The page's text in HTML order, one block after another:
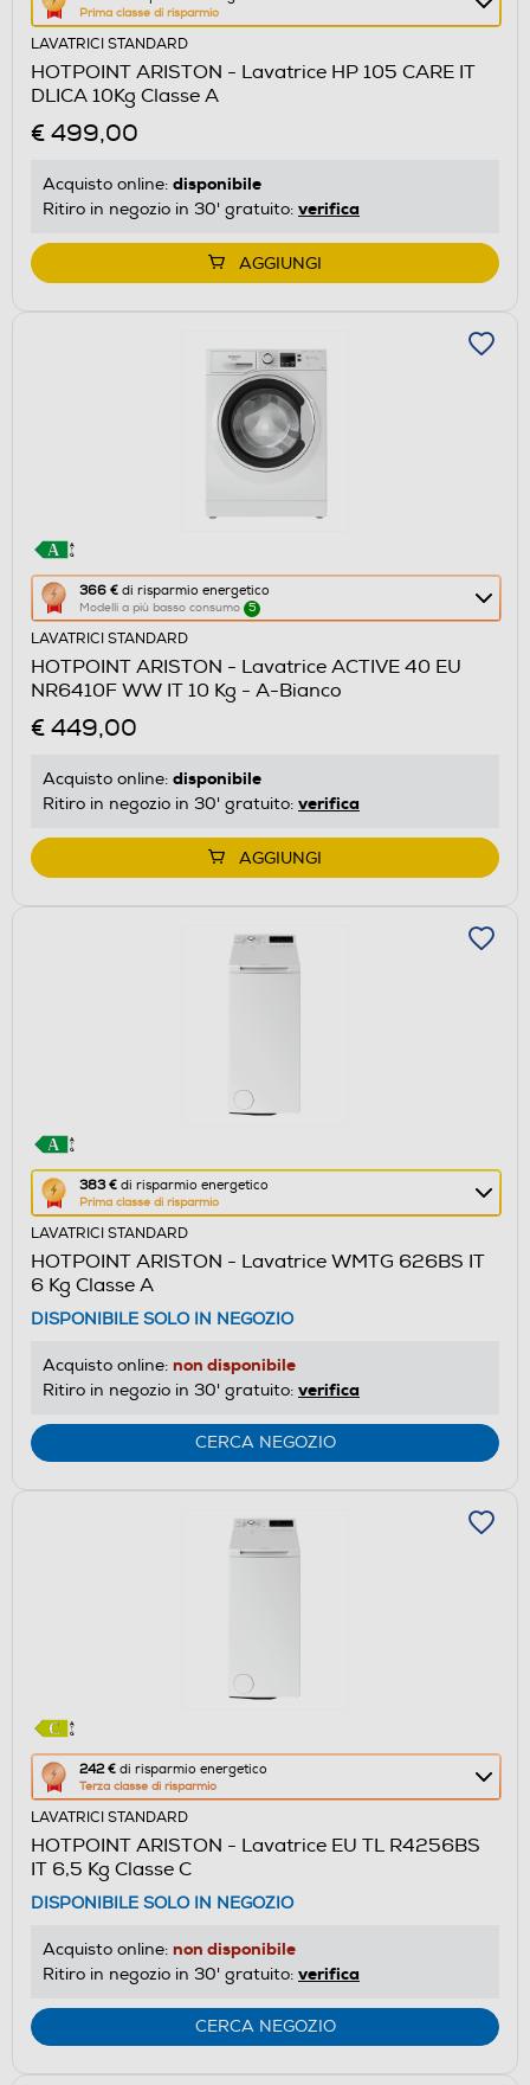
Prima classe di risparmio
azione
aprirà
il
Calcolatore
di
energetico
Youreko.
LAVATRICI STANDARD
HOTPOINT ARISTON - Lavatrice HP 105 CARE IT
DLICA 10Kg Classe A
€ 499,00
Acquisto online: disponibile
Ritiro in negozio in 30' gratuito: verifica
AGGIUNGI
366 € di risparmio energetico
Modelli a più basso consumo 5
Questa
azione
aprirà
il
Calcolatore
di
energetico
Youreko.
LAVATRICI STANDARD
HOTPOINT ARISTON - Lavatrice ACTIVE 40 EU
NR6410F WW IT 10 Kg - A-Bianco
€ 449,00
Acquisto online: disponibile
Ritiro in negozio in 30' gratuito: verifica
AGGIUNGI
383 € di risparmio energetico
Prima classe di risparmio
Questa
azione
aprirà
il
Calcolatore
di
risparmio
energetico
Youreko.
LAVATRICI STANDARD
HOTPOINT ARISTON - Lavatrice WMTG 626BS IT
6 Kg Classe A
DISPONIBILE SOLO IN NEGOZIO
Acquisto online: non disponibile
Ritiro in negozio in 30' gratuito: verifica
CERCA NEGOZIO
242 € di risparmio energetico
Terza classe di risparmio
Questa
azione
aprirà
il
Calcolatore
di
risparmio
energetico
Youreko.
LAVATRICI STANDARD
HOTPOINT ARISTON - Lavatrice EU TL R4256BS
IT 6,5 Kg Classe C
DISPONIBILE SOLO IN NEGOZIO
Acquisto online: non disponibile
Ritiro in negozio in 30' gratuito: verifica
CERCA NEGOZIO